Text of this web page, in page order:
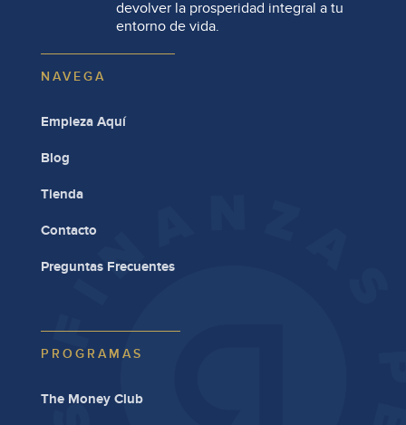
devolver la prosperidad integral a tu
entorno de vida.
NAVEGA
Empieza Aquí
Blog
Tienda
Contacto
Preguntas Frecuentes
PROGRAMAS
The Money Club